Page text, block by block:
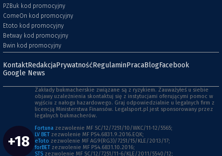
PZBuk kod promocyjny
ComeOn kod promocyjny
Etoto kod promocyjny
Betway kod promocyjny
Bwin kod promocyjny
KontaktRedakcjaPrywatnośćRegulaminPracaBlogFacebook
Google News
+18
Zakłady bukmacherskie związane są z ryzykiem. Zauważyłeś u siebie
objawy uzależnienia skontaktuj się z instytucjami oferującymi pomoc w
wyjściu z nałogu hazardowego. Graj odpowiedzialnie u legalnych firm z
licencją Ministerstwa Finansów. Legalsport.pl jest sponsorowany przez
legalnych bukmacherów.
Fortuna zezwolenie MF SC/12/7251/10/WKC/11-12/5565;
LV BET zezwolenie MF PS4.6831.9.2016.EQK;
eToto zezwolenie MF AG9(RG3)/7251/15/KLE/2013/17;
forBET zezwolenie MF PS4.6831.10.2016;
STS zezwolenie MF SC/12/7251/11-6/KLE/2011/5540/12;